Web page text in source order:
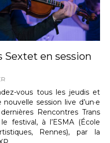
Sextet en session
vous tous les jeudis et
session live d’un·e
Rencontres Trans
festival, à l’ESMA (École
Rennes), par la